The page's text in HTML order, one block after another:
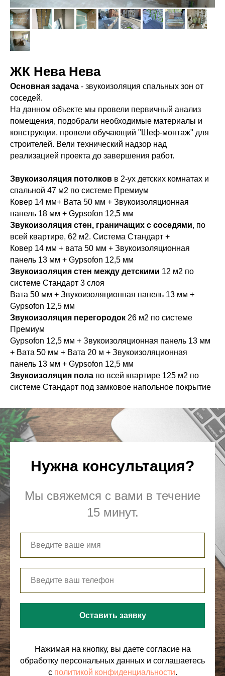
ЖК Нева Нева
Основная задача - звукоизоляция спальных зон от
соседей.
На данном объекте мы провели первичный анализ
помещения, подобрали необходимые материалы и
конструкции, провели обучающий "Шеф-монтаж" для
строителей. Вели технический надзор над
реализацией проекта до завершения работ.
Звукоизоляция потолков в 2-ух детских комнатах и
спальной 47 м2 по системе Премиум
Ковер 14 мм+ Вата 50 мм + Звукоизоляционная
панель 18 мм + Gypsofon 12,5 мм
Звукоизоляция стен, граничащих с соседями, по
всей квартире, 62 м2. Система Стандарт +
Ковер 14 мм + вата 50 мм + Звукоизоляционная
панель 13 мм + Gypsofon 12,5 мм
Звукоизоляция стен между детскими 12 м2 по
системе Стандарт 3 слоя
Вата 50 мм + Звукоизоляционная панель 13 мм +
Gypsofon 12,5 мм
Звукоизоляция перегородок 26 м2 по системе
Премиум
Gypsofon 12,5 мм + Звукоизоляционная панель 13 мм
+ Вата 50 мм + Вата 20 м + Звукоизоляционная
панель 13 мм + Gypsofon 12,5 мм
Звукоизоляция пола по всей квартире 125 м2 по
системе Стандарт под замковое напольное покрытие
Нужна консультация?
Мы свяжемся с вами в течение
15 минут.
Оставить заявку
Нажимая на кнопку, вы даете согласие на
обработку персональных данных и соглашаетесь
c политикой конфиденциальности.